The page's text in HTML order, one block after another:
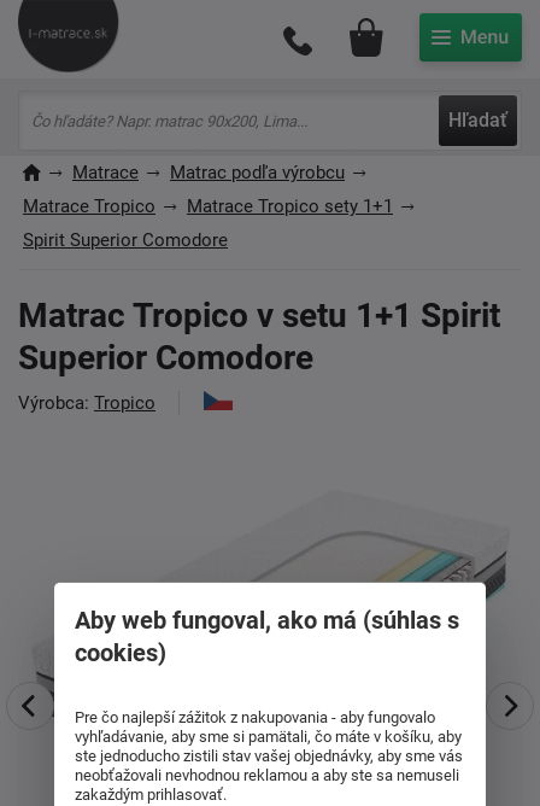
Hľadať
Môj účet
Matrace
Matrac podľa výrobcu
Matrace Tropico
Matrace Tropico sety 1+1
Spirit Superior Comodore
Matrac Tropico v setu 1+1 Spirit
Superior Comodore
Výrobca: Tropico
Aby web fungoval, ako má (súhlas s
cookies)
Pre čo najlepší zážitok z nakupovania - aby fungovalo
vyhľadávanie, aby sme si pamätali, čo máte v košíku, aby
ste jednoducho zistili stav vašej objednávky, aby sme vás
neobťažovali nevhodnou reklamou a aby ste sa nemuseli
zakaždým prihlasovať.